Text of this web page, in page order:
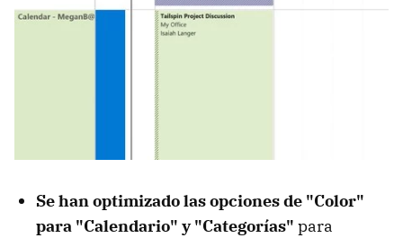
Se han optimizado las opciones de "Color"
para "Calendario" y "Categorías" para